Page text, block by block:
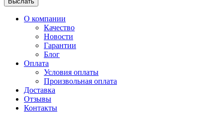
О компании
Качество
Новости
Гарантии
Блог
Оплата
Условия оплаты
Произвольная оплата
Доставка
Отзывы
Контакты